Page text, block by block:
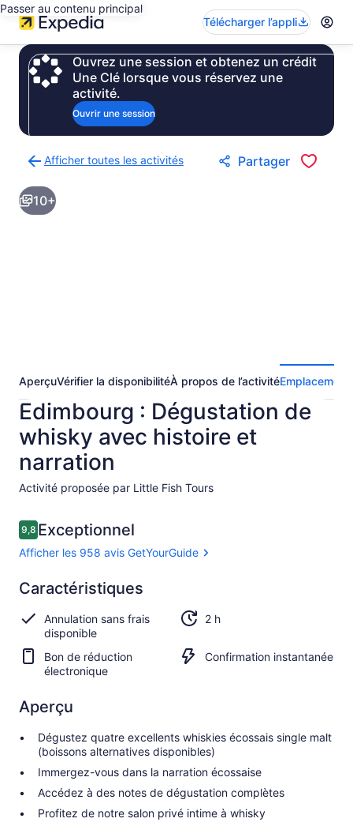
Passer au contenu principal
Télécharger l’appli
Ouvrez une session et obtenez un crédit
Une Clé lorsque vous réservez une
activité.
Ouvrir une session
Afficher toutes les activités
à
la
page
Partager
10+
AperçuVérifier la disponibilitéÀ propos de l’activitéEmplacement
Edimbourg : Dégustation de
whisky avec histoire et
narration
Activité proposée par Little Fish Tours
Avis
9,89,8 sur 10 –
Exceptionnel
Afficher les 958 avis GetYourGuide
9.89.8 sur 10
Exceptionnel
Afficher les
958 avis
GetYourGuide
Caractéristiques
Annulation sans frais
disponible
2 h
Bon de réduction
électronique
Confirmation instantanée
Aperçu
Dégustez quatre excellents whiskies écossais single malt
(boissons alternatives disponibles)
Immergez-vous dans la narration écossaise
Accédez à des notes de dégustation complètes
Profitez de notre salon privé intime à whisky